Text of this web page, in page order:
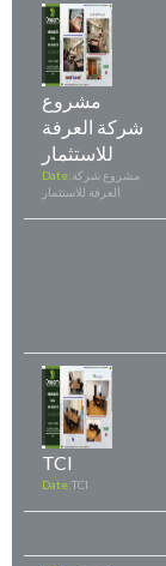
مشروع
شركة العرفة
للاستثمار
Date:مشروع شركة
العرفة للاستثمار
TCI
Date:TCI